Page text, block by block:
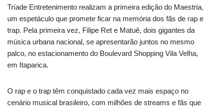
Tríade Entretenimento realizam a primeira edição do Maestria,
um espetáculo que promete ficar na memória dos fãs de rap e
trap. Pela primeira vez, Filipe Ret e Matuê, dois gigantes da
música urbana nacional, se apresentarão juntos no mesmo
palco, no estacionamento do Boulevard Shopping Vila Velha,
em Itaparica.
O rap e o trap têm conquistado cada vez mais espaço no
cenário musical brasileiro, com milhões de streams e fãs que